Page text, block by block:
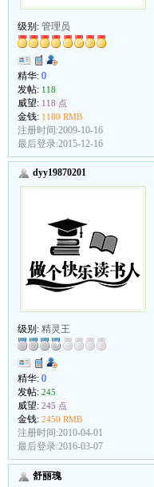
级别: 管理员
精华: 0
发帖: 118
威望: 118 点
金钱: 1180 RMB
注册时间:2009-10-16
最后登录:2015-12-16
dyy19870201
级别: 精灵王
精华: 0
发帖: 245
威望: 245 点
金钱: 2450 RMB
注册时间:2010-04-01
最后登录:2016-03-07
舒丽瑰